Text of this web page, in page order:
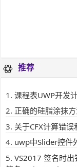
推荐
课程表UWP开发
正确的硅脂涂抹
关于CFX计算错
uwp中Slider控件
VS2017 签名时